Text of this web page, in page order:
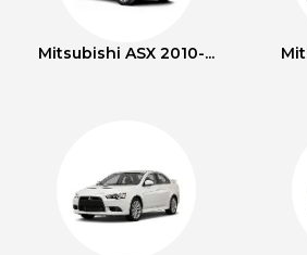
Mitsubishi ASX 2010-...